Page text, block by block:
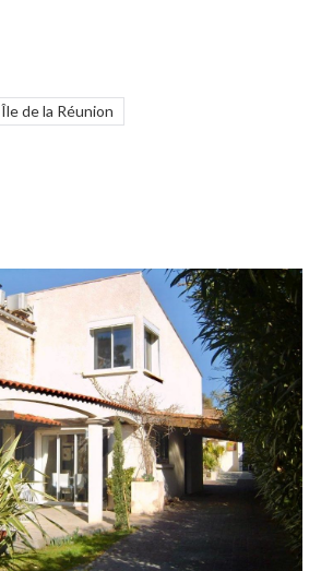
Île de la Réunion